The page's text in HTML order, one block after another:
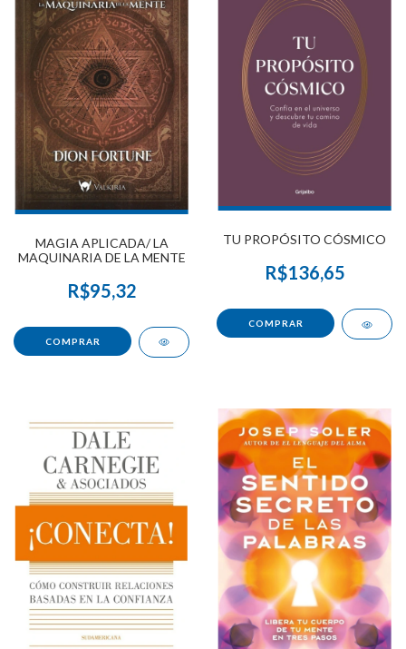
MAGIA APLICADA/ LA
MAQUINARIA DE LA MENTE
R$95,32
TU PROPÓSITO CÓSMICO
R$136,65